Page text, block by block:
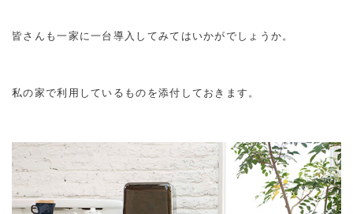
皆さんも一家に一台導入してみてはいかがでしょうか。
私の家で利用しているものを添付しておきます。